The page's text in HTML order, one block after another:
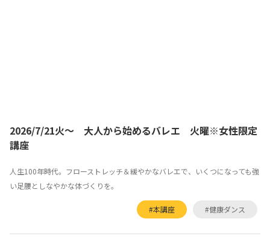
2026/7/21火～ 大人から始めるバレエ 火曜※女性限定
講座
人生100年時代。フローストレッチ＆緩やかなバレエで、いくつになっても強
い足腰としなやかな体づくりを。
#本講座 #健康ダンス